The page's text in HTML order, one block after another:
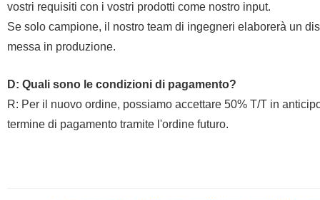
vostri requisiti con i vostri prodotti come nostro input.
Se solo campione, il nostro team di ingegneri elaborerà un
messa in produzione.
D: Quali sono le condizioni di pagamento?
R: Per il nuovo ordine, possiamo accettare 50% T/T in
termine di pagamento tramite l'ordine futuro.